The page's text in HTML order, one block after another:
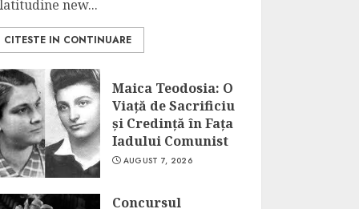
new...
CITESTE IN CONTINUARE
Maica Teodosia: O
Viață de Sacrificiu
și Credință în Fața
Iadului Comunist
AUGUST 7, 2026
Concursul